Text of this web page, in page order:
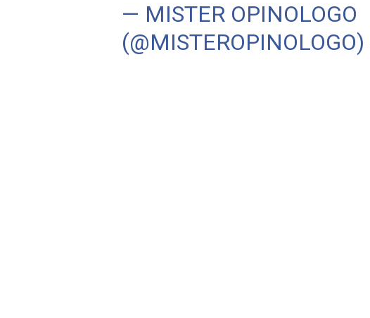
— MISTER OPINOLOGO
(@MISTEROPINOLOGO)